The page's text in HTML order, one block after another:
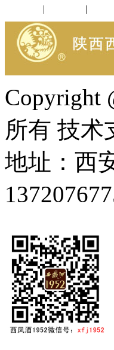
| |
Copyright
所有 技术
地址：西